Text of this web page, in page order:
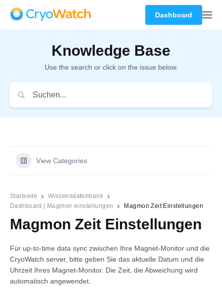
Dashboard
Knowledge Base
Use the search or click on the issue below.
View Categories
Startseite
Wissensdatenbank
Dashboard | Magmon einstellungen
Magmon Zeit Einstellungen
Magmon Zeit Einstellungen
Für up-to-time data sync zwischen Ihre Magnet-Monitor und die
CryoWatch server, bitte geben Sie das aktuelle Datum und die
Uhrzeit Ihres Magnet-Monitor. Die Zeit, die Abweichung wird
automatisch angewendet.